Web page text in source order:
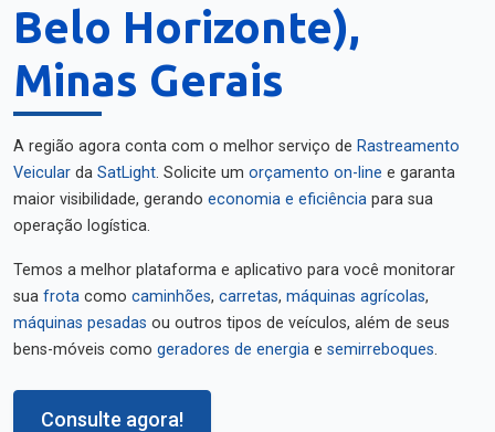
Belo Horizonte),
Minas Gerais
A região agora conta com o melhor serviço de Rastreamento
Veicular da SatLight. Solicite um orçamento on-line e garanta
maior visibilidade, gerando economia e eficiência para sua
operação logística.
Temos a melhor plataforma e aplicativo para você monitorar
sua frota como caminhões, carretas, máquinas agrícolas,
máquinas pesadas ou outros tipos de veículos, além de seus
bens-móveis como geradores de energia e semirreboques.
Consulte agora!